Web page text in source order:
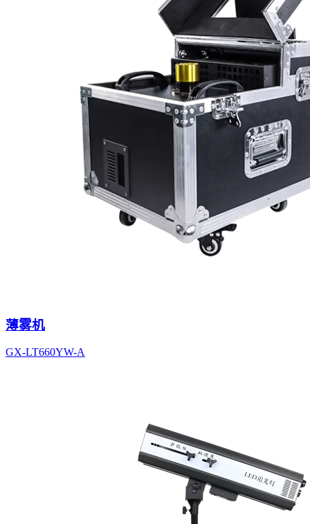
薄雾机
GX-LT660YW-A